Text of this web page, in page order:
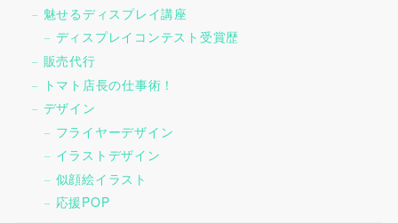
魅せるディスプレイ講座
ディスプレイコンテスト受賞歴
販売代行
トマト店長の仕事術！
デザイン
フライヤーデザイン
イラストデザイン
似顔絵イラスト
応援POP